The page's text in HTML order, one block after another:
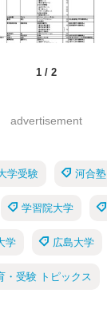
1 / 2
advertisement
学受験 河合塾
学習院大学
学 広島大学
・受験 トピックス